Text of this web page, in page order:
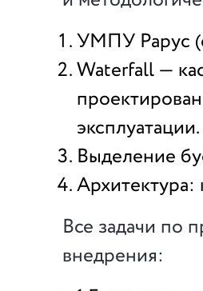
УМПУ Рарус
Waterfall —
эксплуатации.
Выделение
Архитектура:
Все задачи по
внедрения: